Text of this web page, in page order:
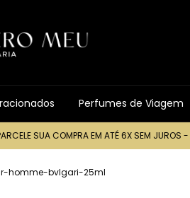
Perfumes de Viagem
SUA COMPRA EM ATÉ 6X SEM JUROS - -
homme-bvlgari-25ml